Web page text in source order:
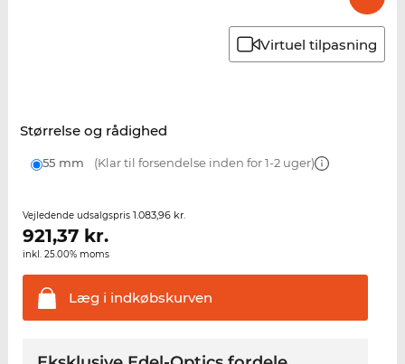
Virtuel tilpasning
Størrelse og rådighed
55 mm (Klar til forsendelse inden for 1-2 uger)
Vejledende udsalgspris 1.083,96 kr.
921,37kr.
inkl. 25.00% moms
Læg i indkøbskurven